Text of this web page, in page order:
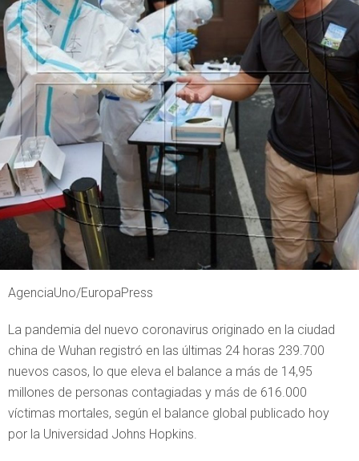
AgenciaUno/EuropaPress
La pandemia del nuevo coronavirus originado en la ciudad
china de Wuhan registró en las últimas 24 horas 239.700
nuevos casos, lo que eleva el balance a más de 14,95
millones de personas contagiadas y más de 616.000
víctimas mortales, según el balance global publicado hoy
por la Universidad Johns Hopkins.